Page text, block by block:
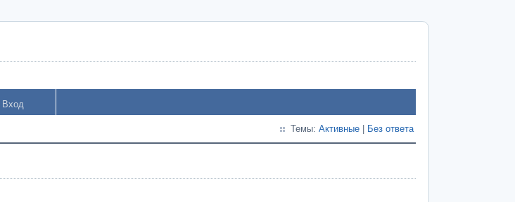
Вход
Темы: Активные Без ответа